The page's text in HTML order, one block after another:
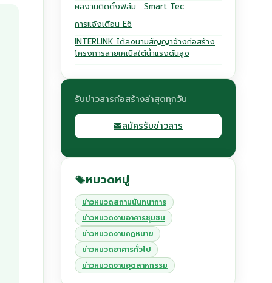
ผลงานติดตั้งฟิล์ม : Smart Tec
การแจ้งเตือน E6
INTERLINK ได้ลงนามสัญญาจ้างก่อสร้าง
โครงการสายเคเบิลใต้น้ำแรงดันสูง
รับข่าวสารก่อสร้างล่าสุดทุกวัน
สมัครรับข่าวสาร
หมวดหมู่
ข่าวหมวดสถานนันทนาการ
ข่าวหมวดงานอาคารชุมชน
ข่าวหมวดงานกฏหมาย
ข่าวหมวดอาคารทั่วไป
ข่าวหมวดงานอุตสาหกรรม